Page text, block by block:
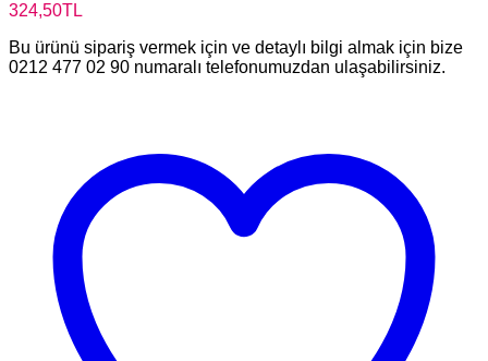
324,50TL
Bu ürünü sipariş vermek için ve detaylı bilgi almak için bize
0212 477 02 90 numaralı telefonumuzdan ulaşabilirsiniz.